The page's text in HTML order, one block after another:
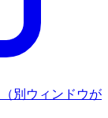
（別ウィンドウが